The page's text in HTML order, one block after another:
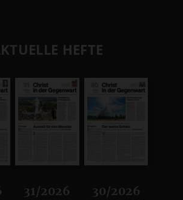
HEFTE
31/2026
30/2026